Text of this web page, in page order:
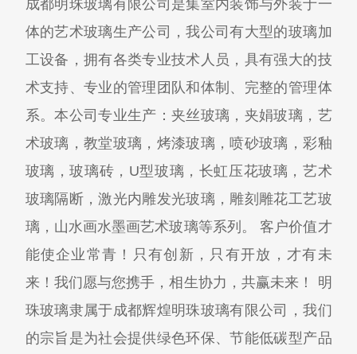
成都明珠玻璃有限公司是集室内装饰与外装于一
体的艺术玻璃生产公司，我公司有大型的玻璃加
工设备，拥有各类专业技术人员，具有强大的技
术支持、专业的管理团队和体制、完整的管理体
系。本公司专业生产：夹丝玻璃，夹娟玻璃，艺
术玻璃，教堂玻璃，烤漆玻璃，喷砂玻璃，彩釉
玻璃，玻璃砖，U型玻璃，长虹压花玻璃，艺术
玻璃隔断，激光内雕发光玻璃，雕刻雕花工艺玻
璃，山水画水墨画艺术玻璃等系列。 客户价值才
能使企业常青！只有创新，只有开放，才有未
来！我们愿与您携手，相生协力，共赢未来！ 明
珠玻璃隶属于成都辉煌明珠玻璃有限公司，我们
的宗旨是为社会提供绿色环保、节能低碳型产品